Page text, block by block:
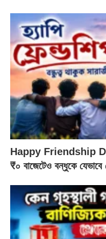
Happy Friendship
₹০ বাজেটেও বন্ধুকে যেভাবে